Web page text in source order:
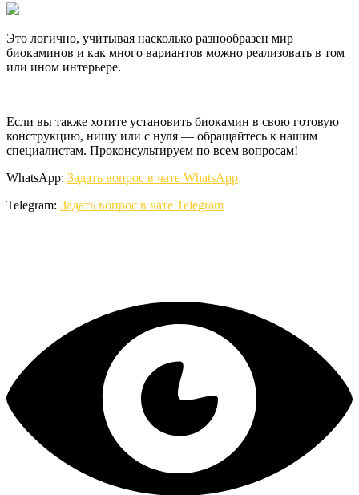
Это логично, учитывая насколько разнообразен мир
биокаминов и как много вариантов можно реализовать в том
или ином интерьере.
Если вы также хотите установить биокамин в свою готовую
конструкцию, нишу или с нуля — обращайтесь к нашим
специалистам. Проконсультируем по всем вопросам!
WhatsApp: Задать вопрос в чате WhatsApp
Telegram: Задать вопрос в чате Telegram